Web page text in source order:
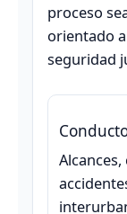
proceso
orientado
seguridad